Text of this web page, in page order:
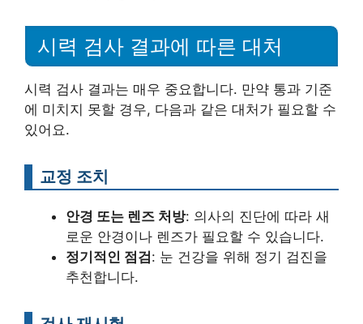
시력 검사 결과에 따른 대처
시력 검사 결과는 매우 중요합니다. 만약 통과 기준
에 미치지 못할 경우, 다음과 같은 대처가 필요할 수
있어요.
교정 조치
안경 또는 렌즈 처방: 의사의 진단에 따라 새
로운 안경이나 렌즈가 필요할 수 있습니다.
정기적인 점검: 눈 건강을 위해 정기 검진을
추천합니다.